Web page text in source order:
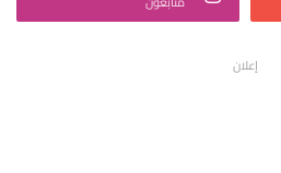
إعلان